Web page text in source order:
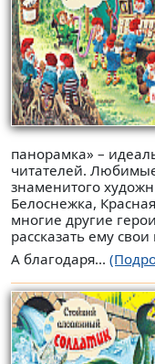
панорамка» –
читателей.
знаменитого
Белоснежка,
многие другие
рассказать ему свои
А благодаря...